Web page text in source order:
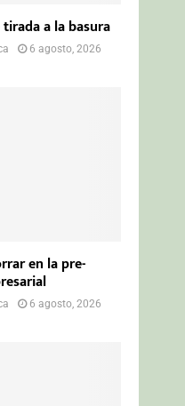
a la basura
6 agosto, 2026
en la pre-
6 agosto, 2026